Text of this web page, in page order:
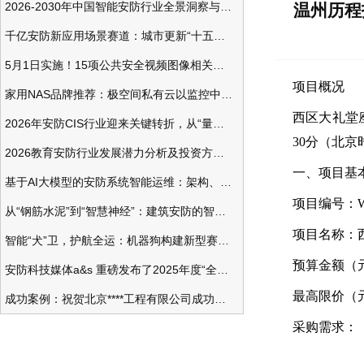
温州历
项目概况
西区大礼堂
30分（北京
一、项目基
项目编号：
项目名称：
预算金额（
最高限价（
采购需求：